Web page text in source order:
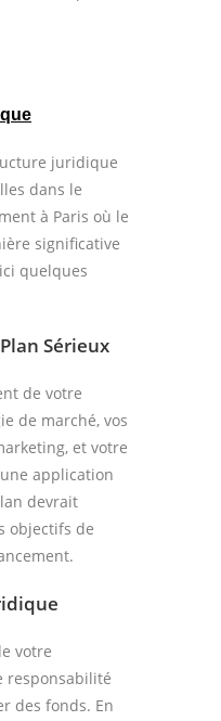
juridique
dans le
à Paris où le
significative
quelques
Sérieux
de votre
de marché, vos
et votre
application
devrait
objectifs de
votre
responsabilité
des fonds. En